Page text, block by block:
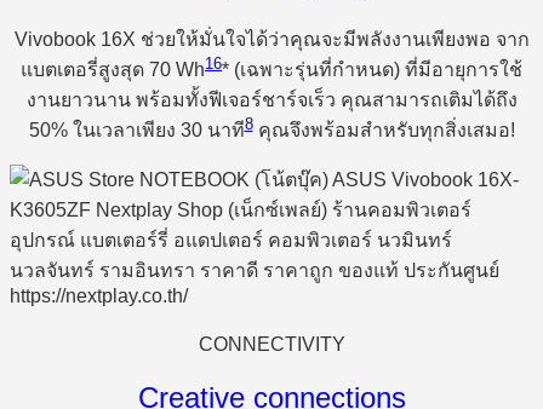
Vivobook 16X ช่วยให้มั่นใจได้ว่าคุณจะมีพลังงานเพียงพอ จาก
แบตเตอรี่สูงสุด 70 Wh16* (เฉพาะรุ่นที่กำหนด) ที่มีอายุการใช้
งานยาวนาน พร้อมทั้งฟีเจอร์ชาร์จเร็ว คุณสามารถเติมได้ถึง
50% ในเวลาเพียง 30 นาที8คุณจึงพร้อมสำหรับทุกสิ่งเสมอ!
CONNECTIVITY
Creative connections